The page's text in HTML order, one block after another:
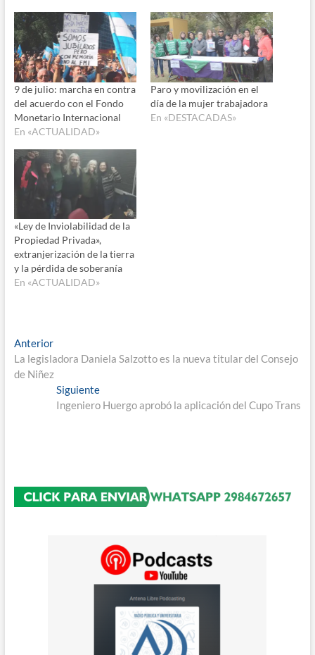
9 de julio: marcha en contra
del acuerdo con el Fondo
Monetario Internacional
En «ACTUALIDAD»
Paro y movilización en el
día de la mujer trabajadora
En «DESTACADAS»
«Ley de Inviolabilidad de la
Propiedad Privada»,
extranjerización de la tierra
y la pérdida de soberanía
En «ACTUALIDAD»
Navegación
de
entradas
AnteriorEntrada
anterior:
La legisladora Daniela Salzotto es la nueva titular del Consejo
de Niñez
SiguienteEntrada
siguiente:
Ingeniero Huergo aprobó la aplicación del Cupo Trans